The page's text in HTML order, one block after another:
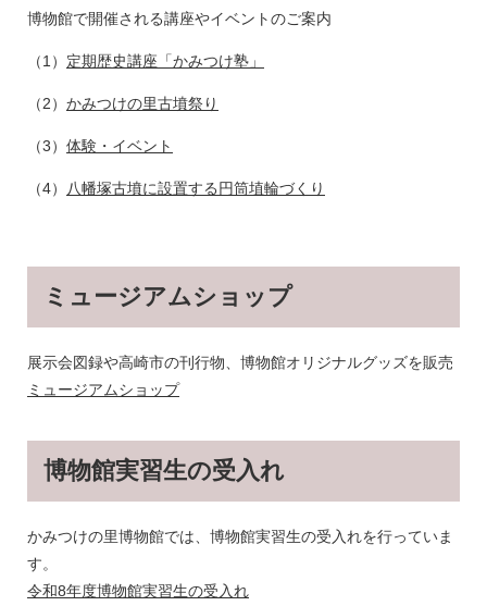
博物館で開催される講座やイベントのご案内
（1） 定期歴史講座「かみつけ塾」
（2） かみつけの里古墳祭り
（3） 体験・イベント
（4） 八幡塚古墳に設置する円筒埴輪づくり
ミュージアムショップ
展示会図録や高崎市の刊行物、博物館オリジナルグッズを販売
ミュージアムショップ
博物館実習生の受入れ
かみつけの里博物館では、博物館実習生の受入れを行っていま
す。
令和8年度博物館実習生の受入れ